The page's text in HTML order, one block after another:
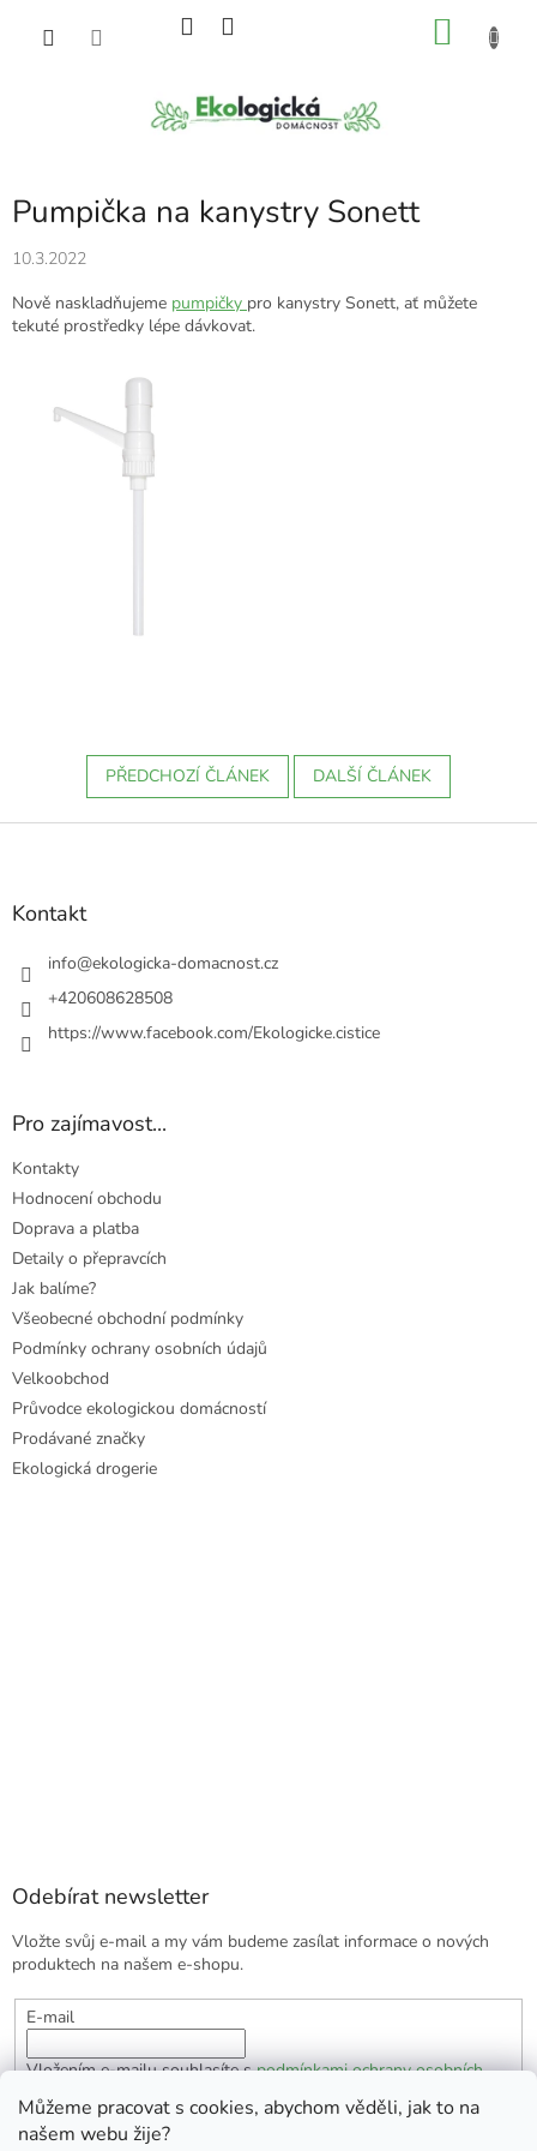
Můžeme pracovat s cookies, abychom věděli, jak to na
našem webu žije?
Pumpička na kanystry Sonett
10.3.2022
Nově naskladňujeme pumpičky pro kanystry Sonett, ať můžete
tekuté prostředky lépe dávkovat.
PŘEDCHOZÍ ČLÁNEK DALŠÍ ČLÁNEK
Z
Kontakt
info@ekologicka-domacnost.cz
+420608628508
https://www.facebook.com/Ekologicke.cistice
Pro zajímavost...
Kontakty
Hodnocení obchodu
Doprava a platba
Detaily o přepravcích
Jak balíme?
Všeobecné obchodní podmínky
Podmínky ochrany osobních údajů
Velkoobchod
Průvodce ekologickou domácností
Prodávané značky
Ekologická drogerie
Odebírat newsletter
Vložte svůj e-mail a my vám budeme zasílat informace o nových
produktech na našem e-shopu.
E-mail
Vložením e-mailu souhlasíte spodmínkami ochrany osobních